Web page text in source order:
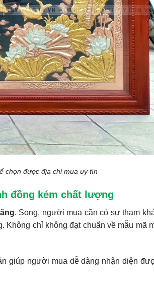
chọn được địa chỉ mua uy tín
đồng kém chất lượng
. Song, người mua cần có sự tham
Không chỉ không đạt chuẩn về mẫu mã
giúp người mua dễ dàng nhận diện